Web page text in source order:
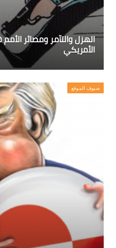
الهزل والتآمر ومصائر
الأمريكي
ضيوف الموقع